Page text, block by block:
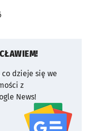
dzieje się we
z
News!